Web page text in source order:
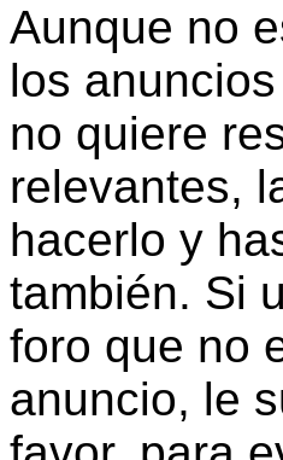
Aunque no
los
no quiere
relevantes,
hacerlo y
también. Si
foro que no
anuncio, le